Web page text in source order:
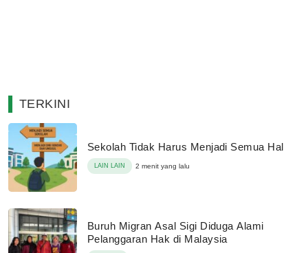
TERKINI
Sekolah Tidak Harus Menjadi Semua Hal
LAIN LAIN 2 menit yang lalu
Buruh Migran Asal Sigi Diduga Alami
Pelanggaran Hak di Malaysia